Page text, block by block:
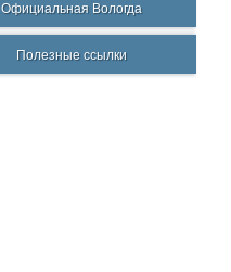
Официальная Вологда
Полезные ссылки